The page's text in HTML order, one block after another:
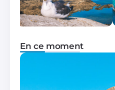
En ce moment